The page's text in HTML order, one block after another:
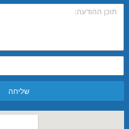
שליחה